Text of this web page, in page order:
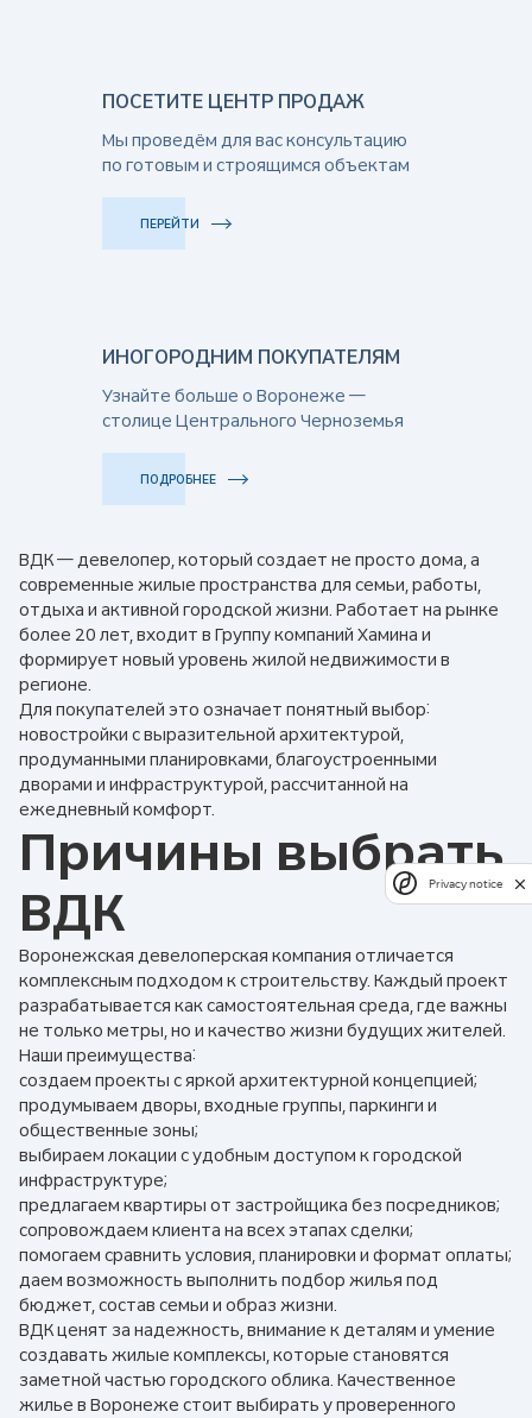
ПОСЕТИТЕ ЦЕНТР ПРОДАЖ
Мы проведём для вас консультацию
по готовым и строящимся объектам
ПЕРЕЙТИ
ИНОГОРОДНИМ ПОКУПАТЕЛЯМ
Узнайте больше о Воронеже —
столице Центрального Черноземья
ПОДРОБНЕЕ
ВДК — девелопер, который создает не просто дома, а
современные жилые пространства для семьи, работы,
отдыха и активной городской жизни. Работает на рынке
более 20 лет, входит в Группу компаний Хамина и
формирует новый уровень жилой недвижимости в
регионе.
Для покупателей это означает понятный выбор:
новостройки с выразительной архитектурой,
продуманными планировками, благоустроенными
дворами и инфраструктурой, рассчитанной на
ежедневный комфорт.
Причины выбрать
ВДК
Воронежская девелоперская компания отличается
комплексным подходом к строительству. Каждый проект
разрабатывается как самостоятельная среда, где важны
не только метры, но и качество жизни будущих жителей.
Наши преимущества:
создаем проекты с яркой архитектурной концепцией;
продумываем дворы, входные группы, паркинги и
общественные зоны;
выбираем локации с удобным доступом к городской
инфраструктуре;
предлагаем квартиры от застройщика без посредников;
сопровождаем клиента на всех этапах сделки;
помогаем сравнить условия, планировки и формат оплаты;
даем возможность выполнить подбор жилья под
бюджет, состав семьи и образ жизни.
ВДК ценят за надежность, внимание к деталям и умение
создавать жилые комплексы, которые становятся
заметной частью городского облика. Качественное
жилье в Воронеже стоит выбирать у проверенного
Privacy notice